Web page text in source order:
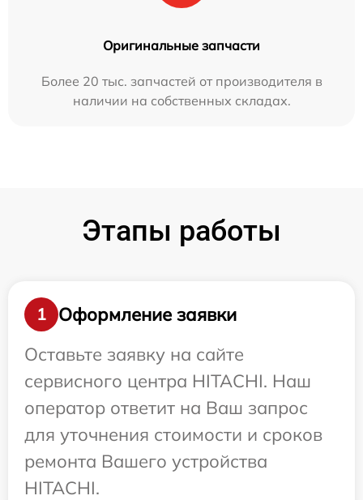
Оригинальные запчасти
Более 20 тыс. запчастей от производителя в
наличии на собственных складах.
Этапы работы
1
Оформление заявки
Оставьте заявку на сайте
сервисного центра HITACHI. Наш
оператор ответит на Ваш запрос
для уточнения стоимости и сроков
ремонта Вашего устройства
HITACHI.